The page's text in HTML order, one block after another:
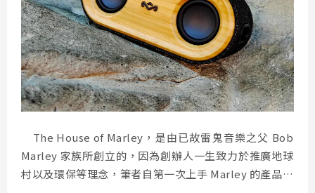
The House of Marley，是由已故雷鬼音樂之父 Bob
Marley 家族所創立的，因為創辦人一生致力於推廣地球
村以及環保等理念，筆者自第一次上手 Marley 的產品之